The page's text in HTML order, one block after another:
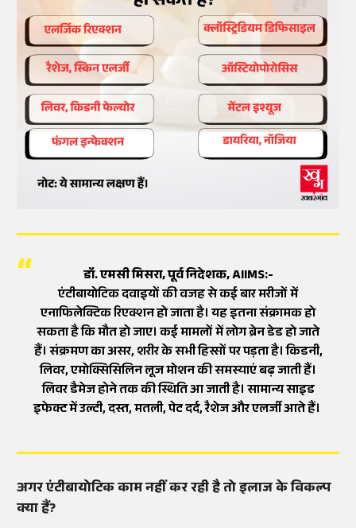
डॉ. एमसी मिसरा, पूर्व निदेशक, AIIMS:-
एंटीबायोटिक दवाइयों की वजह से कई बार मरीजों में
एनाफिलेक्टिक रिएक्शन हो जाता है। यह इतना संक्रामक हो
सकता है कि मौत हो जाए। कई मामलों में लोग ब्रेन डेड हो जाते
हैं। संक्रमण का असर, शरीर के सभी हिस्सों पर पड़ता है। किडनी,
लिवर, एमोक्सिसिलिन लूज मोशन की समस्याएं बढ़ जाती हैं।
लिवर डैमेज होने तक की स्थिति आ जाती है। सामान्य साइड
इफेक्ट में उल्टी, दस्त, मतली, पेट दर्द, रैशेज और एलर्जी आते हैं।
अगर एंटीबायोटिक काम नहीं कर रही है तो इलाज के विकल्प
क्या हैं?